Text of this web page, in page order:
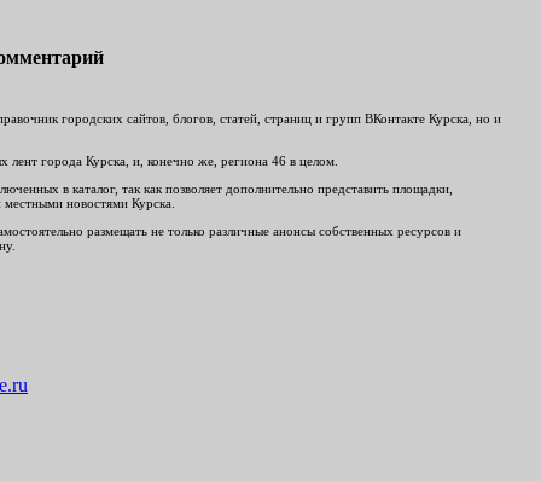
городских сайтов, блогов, статей, страниц и групп ВКонтакте Курска, но и
лент города Курска, и, конечно же, региона 46 в целом.
в каталог, так как позволяет дополнительно представить площадки,
новостями Курска.
размещать не только различные анонсы собственных ресурсов и